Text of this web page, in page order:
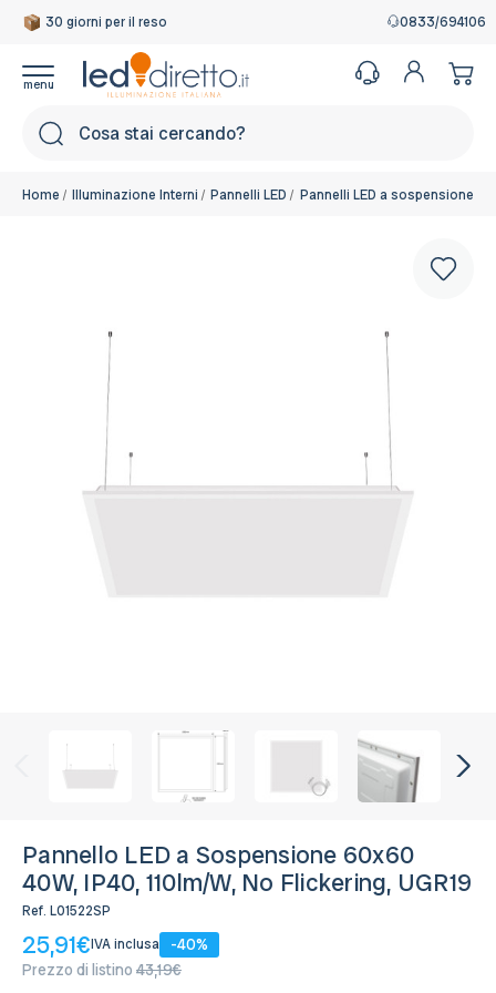
30 giorni per il reso
Garanzia Italiana 0833/694106
Home Illuminazione Interni Pannelli LED Pannelli LED a sospensione
Pannello LED a Sospensione 60x60
40W, IP40, 110lm/W, No Flickering, UGR19
Ref. L01522SP
25,91€IVA inclusa
-40%
Prezzo di listino 43,19€